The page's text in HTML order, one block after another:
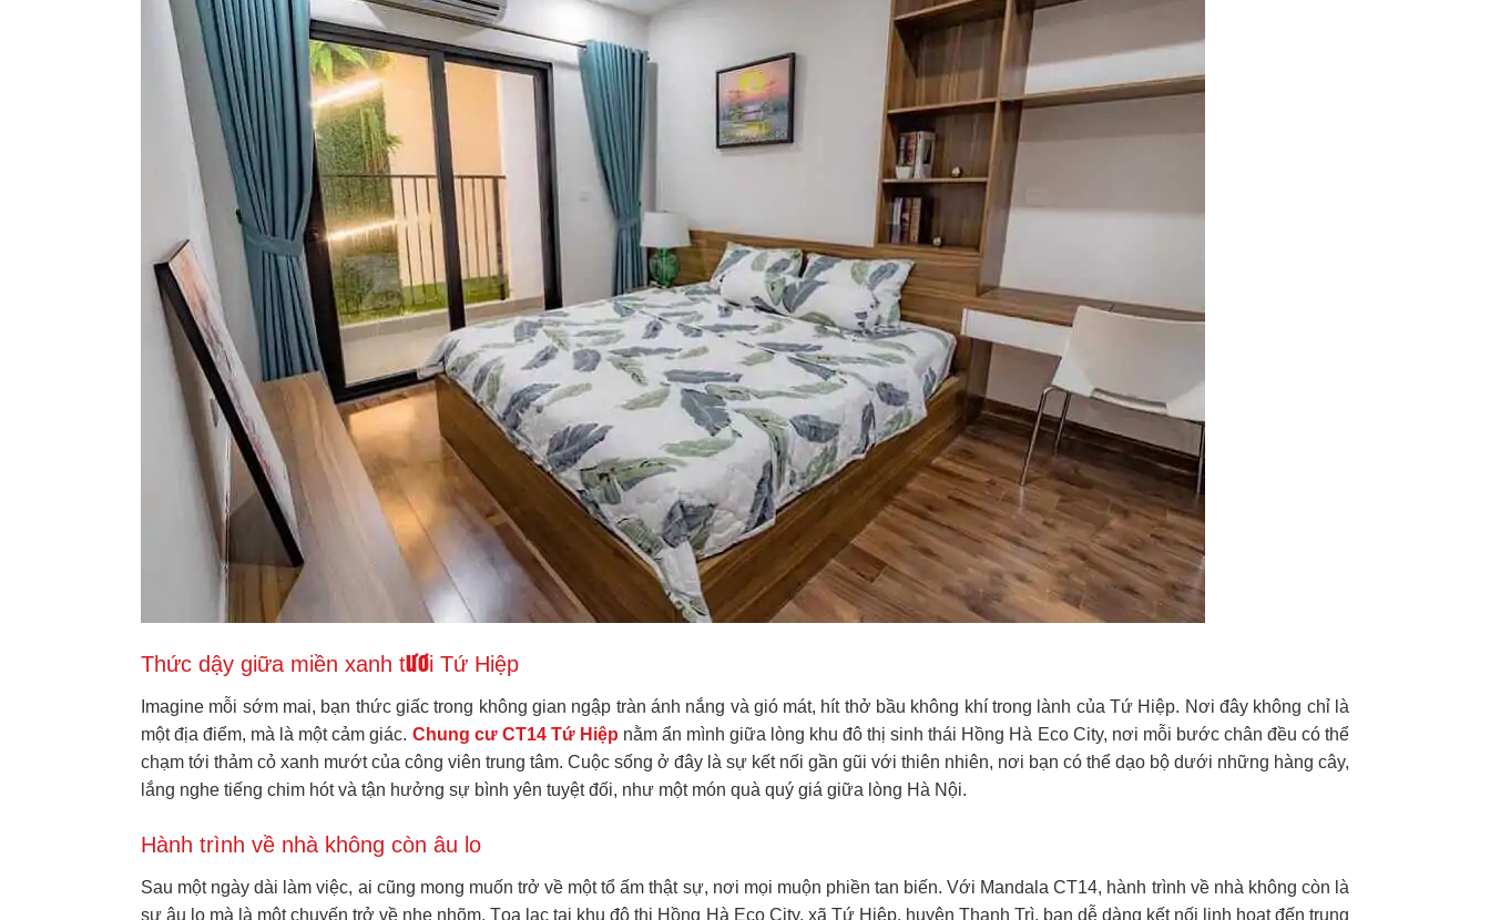
Thức dậy giữa miền xanh tươi Tứ Hiệp
Imagine mỗi sớm mai, bạn thức giấc trong không gian ngập tràn ánh nắng và gió mát, hít thở bầu không khí trong lành của Tứ Hiệp. Nơi đây không chỉ là
một địa điểm, mà là một cảm giác. Chung cư CT14 Tứ Hiệp nằm ẩn mình giữa lòng khu đô thị sinh thái Hồng Hà Eco City, nơi mỗi bước chân đều có thể
chạm tới thảm cỏ xanh mướt của công viên trung tâm. Cuộc sống ở đây là sự kết nối gần gũi với thiên nhiên, nơi bạn có thể dạo bộ dưới những hàng cây,
lắng nghe tiếng chim hót và tận hưởng sự bình yên tuyệt đối, như một món quà quý giá giữa lòng Hà Nội.
Hành trình về nhà không còn âu lo
Sau một ngày dài làm việc, ai cũng mong muốn trở về một tổ ấm thật sự, nơi mọi muộn phiền tan biến. Với Mandala CT14, hành trình về nhà không còn là
sự âu lo mà là một chuyến trở về nhẹ nhõm. Tọa lạc tại khu đô thị Hồng Hà Eco City, xã Tứ Hiệp, huyện Thanh Trì, bạn dễ dàng kết nối linh hoạt đến trung